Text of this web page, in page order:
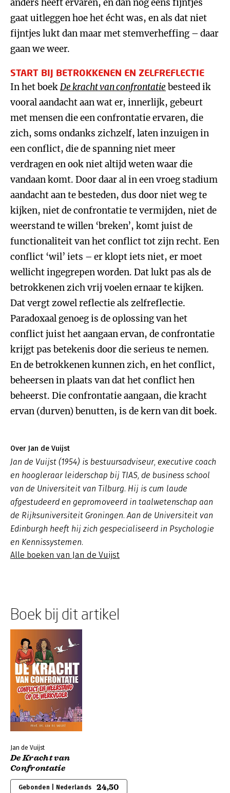
anders heeft ervaren, en dan nog eens fijntjes
gaat uitleggen hoe het écht was, en als dat niet
fijntjes lukt dan maar met stemverheffing – daar
gaan we weer.
START BIJ BETROKKENEN EN ZELFREFLECTIE
In het boekDe kracht van confrontatie besteed ik
vooral aandacht aan wat er, innerlijk, gebeurt
met mensen die een confrontatie ervaren, die
zich, soms ondanks zichzelf, laten inzuigen in
een conflict, die de spanning niet meer
verdragen en ook niet altijd weten waar die
vandaan komt. Door daar al in een vroeg stadium
aandacht aan te besteden, dus door niet weg te
kijken, niet de confrontatie te vermijden, niet de
weerstand te willen ‘breken’, komt juist de
functionaliteit van het conflict tot zijn recht. Een
conflict ‘wil’ iets – er klopt iets niet, er moet
wellicht ingegrepen worden. Dat lukt pas als de
betrokkenen zich vrij voelen ernaar te kijken.
Dat vergt zowel reflectie als zelfreflectie.
Paradoxaal genoeg is de oplossing van het
conflict juist het aangaan ervan, de confrontatie
krijgt pas betekenis door die serieus te nemen.
En de betrokkenen kunnen zich, en het conflict,
beheersen in plaats van dat het conflict hen
beheerst. Die confrontatie aangaan, die kracht
ervan (durven) benutten, is de kern van dit boek.
Over Jan de Vuijst
Jan de Vuijst (1954) is bestuursadviseur, executive coach
en hoogleraar leiderschap bij TIAS, de business school
van de Universiteit van Tilburg. Hij is cum laude
afgestudeerd en gepromoveerd in taalwetenschap aan
de Rijksuniversiteit Groningen. Aan de Universiteit van
Edinburgh heeft hij zich gespecialiseerd in Psychologie
en Kennissystemen.
Alle boeken van Jan de Vuijst
Boek bij dit artikel
Jan de Vuijst
De Kracht van
Confrontatie
Gebonden | Nederlands 24,50